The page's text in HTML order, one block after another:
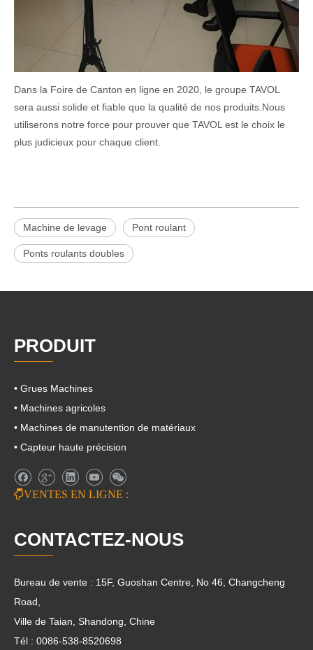
Dans la Foire de Canton en ligne en 2020, le groupe TAVOL
sera aussi solide et fiable que la qualité de nos produits.Nous
utiliserons notre force pour prouver que TAVOL est le choix le
plus judicieux pour chaque client.
Machine de levage Pont roulant
Ponts roulants doubles
PRODUIT
• Grues Machines
• Machines agricoles
• Machines de manutention de matériaux
• Capteur haute précision
VENTES EN LIGNE :
CONTACTEZ-NOUS
Bureau de vente : 15F, Guoshan Centre, No 46, Changcheng
Road,
Ville de Taian, Shandong, Chine
Tél : 0086-538-8520698